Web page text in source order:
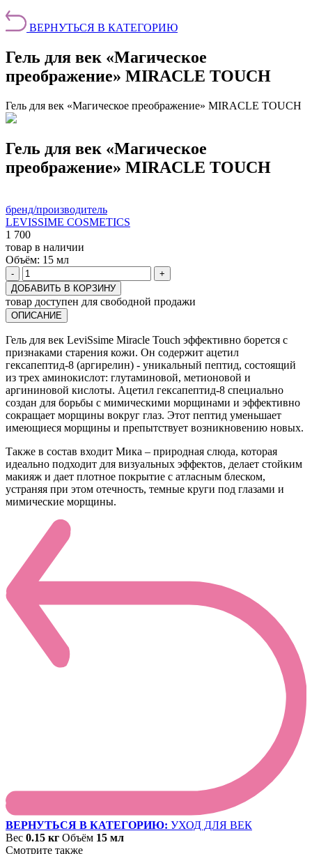
ВЕРНУТЬСЯ В КАТЕГОРИЮ
Гель для век «Магическое
преображение» MIRACLE TOUCH
Гель для век «Магическое преображение» MIRACLE TOUCH
Гель для век «Магическое
преображение» MIRACLE TOUCH
бренд/производитель
LEVISSIME COSMETICS
1 700
товар в наличии
Объём: 15 мл
-
+
ДОБАВИТЬ В КОРЗИНУ
товар доступен для свободной продажи
ОПИСАНИЕ
Гель для век LeviSsime Miracle Touch эффективно борется с
признаками старения кожи. Он содержит ацетил
гексапептид-8 (аргирелин) - уникальный пептид, состоящий
из трех аминокислот: глутаминовой, метионовой и
аргининовой кислоты. Ацетил гексапептид-8 специально
создан для борьбы с мимическими морщинами и эффективно
сокращает морщины вокруг глаз. Этот пептид уменьшает
имеющиеся морщины и препытствует возникновению новых.
Также в состав входит Мика – природная слюда, которая
идеально подходит для визуальных эффектов, делает стойким
макияж и дает плотное покрытие с атласным блеском,
устраняя при этом отечность, темные круги под глазами и
мимические морщины.
ВЕРНУТЬСЯ В КАТЕГОРИЮ: УХОД ДЛЯ ВЕК
Вес 0.15 кг Объём 15 мл
Смотрите также